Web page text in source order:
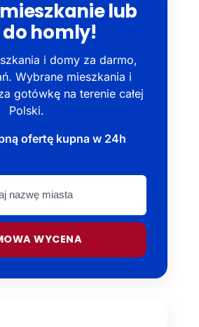
lub
homly!
i domy za darmo,
Wybrane mieszkania i
gotówkę na terenie całej
Polski.
ofertę kupna w 24h
WYCENA